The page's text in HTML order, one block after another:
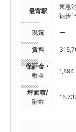
最寄駅
東急
徒歩1
現況 ー
賃料
保証金・
敷金
坪面積/
階数